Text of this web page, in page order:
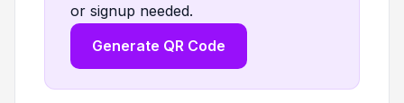
or signup needed.
Generate QR Code